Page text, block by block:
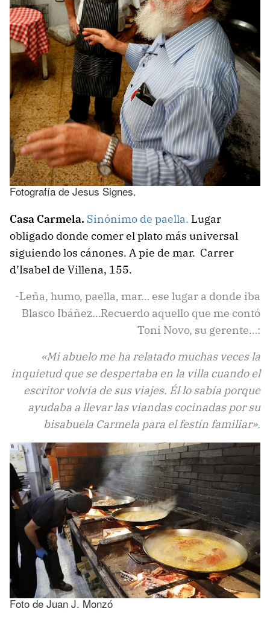
Fotografía de Jesus Signes.
Casa Carmela. Sinónimo de paella. Lugar
obligado donde comer el plato más universal
siguiendo los cánones. A pie de mar. Carrer
d’Isabel de Villena, 155.
-Leña, humo, paella, mar… ese lugar a donde iba
Blasco Ibáñez…Recuerdo aquello que me contó
Toni Novo, su gerente…:
«Mi abuelo me ha relatado muchas veces la
inquietud que se despertaba en la villa cuando el
escritor volvía de sus viajes. Él lo sabía porque
ayudaba a llevar las viandas cocinadas por su
bisabuela Carmela para el festín familiar».
Foto de Juan J. Monzó